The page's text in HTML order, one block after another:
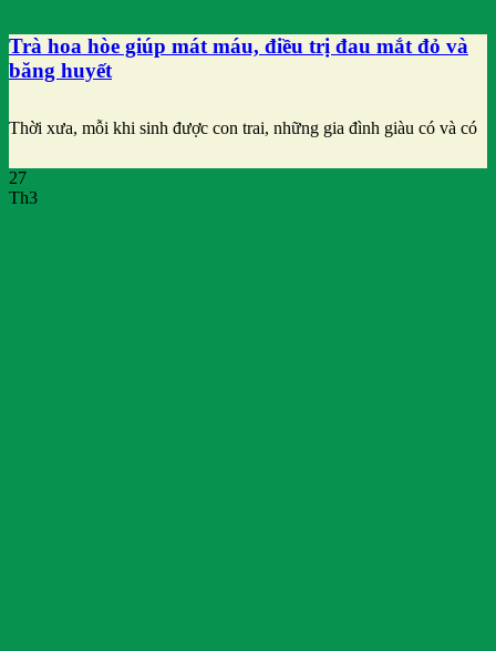
Trà hoa hòe giúp mát máu, điều trị đau mắt đỏ và
băng huyết
Thời xưa, mỗi khi sinh được con trai, những gia đình giàu có và có
27
Th3